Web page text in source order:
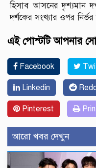
হিসাব আসনের দৃশ্যমান
দর্শকের সংখ্যার ওপর
এই পোস্টটি আপনার
Facebook
Linkedin
Pinterest
আরো খবর দেখুন